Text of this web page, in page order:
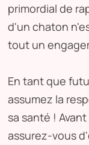
primordial de
d'un chaton
tout un
En tant que
assumez la
sa santé !
assurez-vous